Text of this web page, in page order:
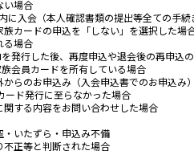
い場合
に入会（本人確認書類の提出等全ての手
族カードの申込を「しない」を選択した場
る場合
を発行した後、再度申込や退会後の再申込
族会員カードを所有している場合
からのお申込み（入会申込書でのお申込み
ード発行に至らなかった場合
関する内容をお問い合わせした場合
・いたずら・申込み不備
不正等と判断された場合